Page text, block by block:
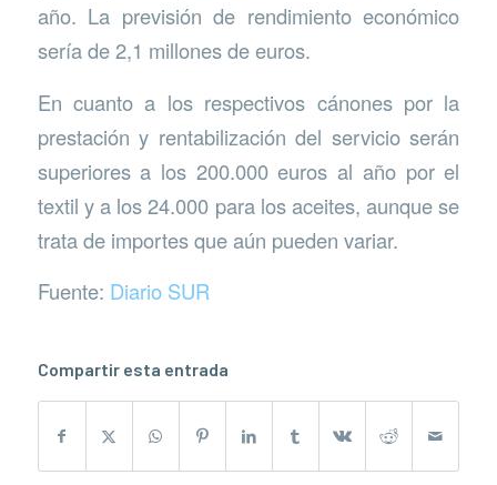
año. La previsión de rendimiento económico
sería de 2,1 millones de euros.
En cuanto a los respectivos cánones por la
prestación y rentabilización del servicio serán
superiores a los 200.000 euros al año por el
textil y a los 24.000 para los aceites, aunque se
trata de importes que aún pueden variar.
Fuente: Diario SUR
Compartir esta entrada